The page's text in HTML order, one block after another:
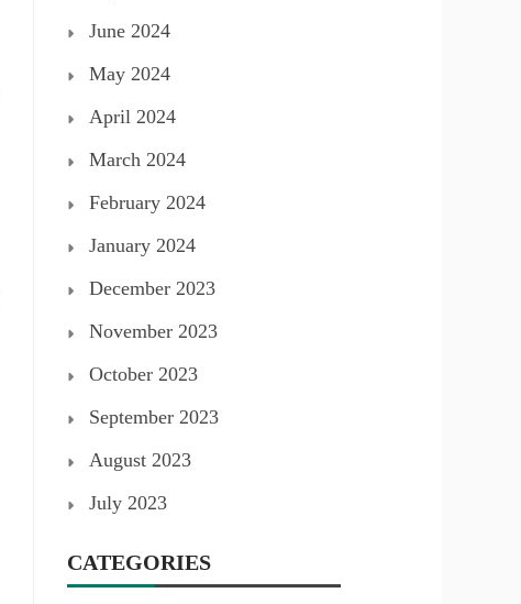
June 2024
May 2024
April 2024
March 2024
February 2024
January 2024
December 2023
November 2023
October 2023
September 2023
August 2023
July 2023
CATEGORIES